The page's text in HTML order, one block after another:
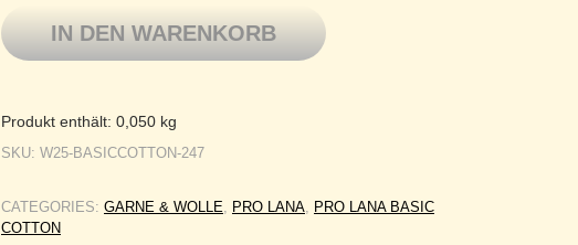
IN DEN WARENKORB
Produkt enthält: 0,050 kg
SKU: W25-BASICCOTTON-247
CATEGORIES: GARNE & WOLLE PRO LANA
PRO LANA BASIC
COTTON